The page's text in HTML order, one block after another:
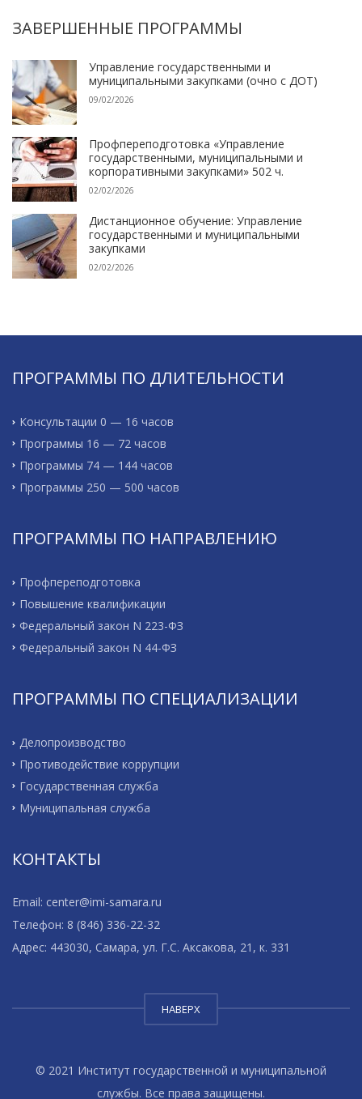
ЗАВЕРШЕННЫЕ ПРОГРАММЫ
Управление государственными и
муниципальными закупками (очно с ДОТ)
09/02/2026
Профпереподготовка «Управление
государственными, муниципальными и
корпоративными закупками» 502 ч.
02/02/2026
Дистанционное обучение: Управление
государственными и муниципальными
закупками
02/02/2026
ПРОГРАММЫ ПО ДЛИТЕЛЬНОСТИ
Консультации 0 — 16 часов
Программы 16 — 72 часов
Программы 74 — 144 часов
Программы 250 — 500 часов
ПРОГРАММЫ ПО НАПРАВЛЕНИЮ
Профпереподготовка
Повышение квалификации
Федеральный закон N 223-ФЗ
Федеральный закон N 44-ФЗ
ПРОГРАММЫ ПО СПЕЦИАЛИЗАЦИИ
Делопроизводство
Противодействие коррупции
Государственная служба
Муниципальная служба
КОНТАКТЫ
Email: center@imi-samara.ru
Телефон: 8 (846) 336-22-32
Адрес: 443030, Самара, ул. Г.С. Аксакова, 21, к. 331
НАВЕРХ
© 2021 Институт государственной и муниципальной
службы. Все права защищены.